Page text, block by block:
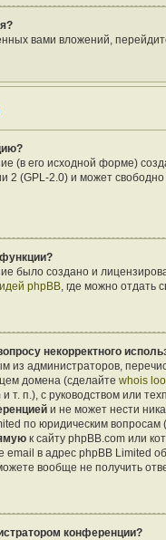
вами вложений,
(в его исходной форме)
2 (GPL-2.0) и может
было создано и
phpBB, где можно отдать
некорректного
из администраторов,
домена (сделайте whois
и т. п.), с руководством или
и не может нести
по юридическим вопросам
к сайту phpBB.com или
email в адрес phpBB Limited
вообще не получить
конференции?